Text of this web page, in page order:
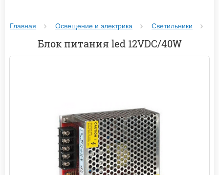
Главная Освещение и электрика Светильники
Блок питания led 12VDC/40W